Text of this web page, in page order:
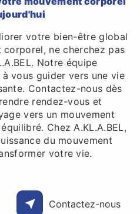
votre bien-être global
ne cherchez pas
Notre équipe
vous guider vers une vie
Contactez-nous dès
rendez-vous et
vers un mouvement
Chez A.KL.A.BEL,
du mouvement
votre vie.
Contactez-nous